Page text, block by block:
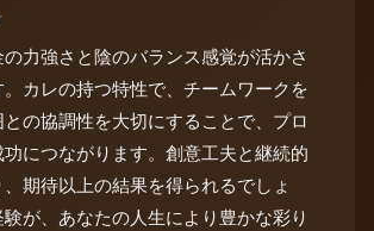
力強さと陰のバランス感覚が活かさ
カレの持つ特性で、チームワークを
の協調性を大切にすることで、プロ
につながります。創意工夫と継続的
期待以上の結果を得られるでしょ
が、あなたの人生により豊かな彩り